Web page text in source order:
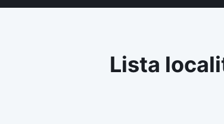
Lista